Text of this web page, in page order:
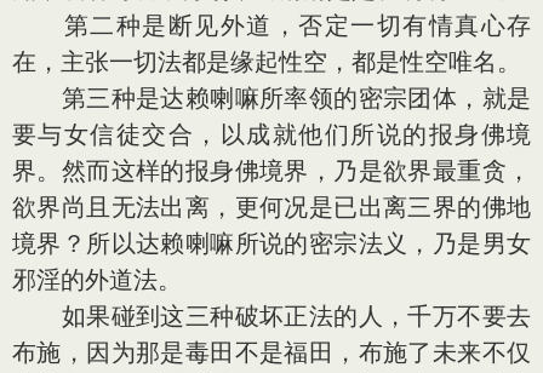
第二种是断见外道，否定一切有情真心存
在，主张一切法都是缘起性空，都是性空唯名。
第三种是达赖喇嘛所率领的密宗团体，就是
要与女信徒交合，以成就他们所说的报身佛境
界。然而这样的报身佛境界，乃是欲界最重贪，
欲界尚且无法出离，更何况是已出离三界的佛地
境界？所以达赖喇嘛所说的密宗法义，乃是男女
邪淫的外道法。
如果碰到这三种破坏正法的人，千万不要去
布施，因为那是毒田不是福田，布施了未来不仅